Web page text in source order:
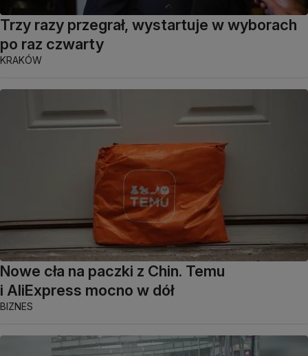
Trzy razy przegrał, wystartuje w wyborach
po raz czwarty
KRAKÓW
Nowe cła na paczki z Chin. Temu
i AliExpress mocno w dół
BIZNES